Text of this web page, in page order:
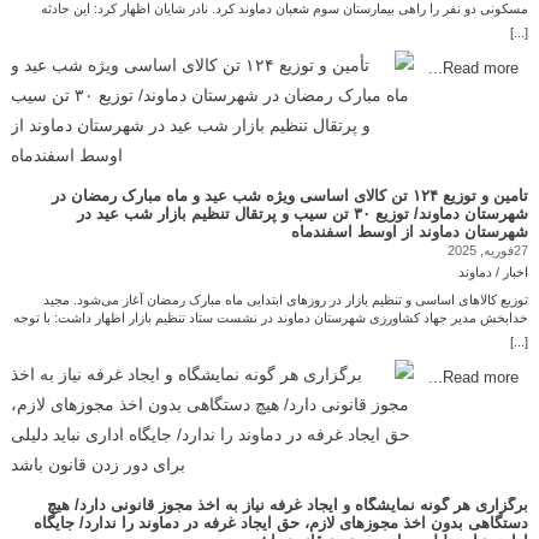
مسکونی دو نفر را راهی بیمارستان سوم شعبان دماوند کرد. نادر شایان اظهار کرد: این حادثه
مکان ویلایی دو نفر خانم و آقا حدوداً ۷۰ ساله حضور داشتند که دچار گازگرفتگی شدید شده و برای
مداوا به بیمارستان سوم شعبان منتقل شدند. رئیس اورژانس شمال شرق تهران حال مسموم‌ها
نامساعد گزارش شده است. شایان به شهروندان توصیه کرد که هنگام نصب سیستم‌های
گرمایشی و اتصالات استاندارد استفاده کرده و از مسدود نبودن مسیر دودکش اطمینان حاصل
کنند. وی عنوان کرد: گاز مونوکسیدکربن بی‌رنگ و بی‌بو بوده که بر اثر احتراق ناقص سوخت هنگام
روشن بودن وسایل گازی ازجمله بخاری، آبگرمکن، شومینه و اجاق‌گاز تولید شده و به علت
سیستم تهویه نامناسب (دودکش) و بسته بودن محیط، ایجاد مسمومیت می‌کند. رئیس اورژانس
شمال شرق تهران تاکید کرد: سردرد مبهم، ضعف عضلانی و سرگیجه،حالت تهوع و استفراغ، تنگی
نفس، گیجی و خواب آلودگی، تاری دید و تشنج ازجمله علایم مسمومیت با گاز مونوکسیدکربن
است. انتهای پیام/ چاپ کردن و دریافت کتاب الکترونیکی امید دماوند پایگاه خبری امید دماوند امید
مردم و رسانه ی مردمی
[...]
Read more...
تأمین و توزیع ۱۲۴ تن کالای اساسی ویژه شب عید و ماه مبارک رمضان در
شهرستان دماوند/ توزیع ۳۰ تن سیب و پرتقال تنظیم بازار شب عید در
شهرستان دماوند از اوسط اسفندماه
27فوریه, 2025
اخبار / دماوند
توزیع کالاهای اساسی و تنظیم بازار در روزهای ابتدایی ماه مبارک رمضان آغاز می‌شود. مجید
خدابخش مدیر جهاد کشاورزی شهرستان دماوند در نشست ستاد تنظیم بازار اظهار داشت: با توجه
به نزدیک بودن ایام ماه مبارک رمضان و عید نوروز و مصادف بودن این ایام با یکدیگر تامین کالاهای
اساسی به میزان لازم و با قیمت مناسب از اهمیت بسیار بالایی برخوردار است که طی هماهنگی
سازمان جهاد کشاورزی استان تهران به اندازه کافی و با قیمت مناسب تامین شوند تا به دست
مصرف کننده برسند. وی افزود: توزیع کالاهای اساسی و تنظیم بازار در روزهای ابتدایی ماه مبارک
رمضان آغاز می‌شود و با توجه به سیاست‌گذاری انجام شده در سطح شبکه توزیع عرضه خواهد
شد. مدیر جهاد کشاورزی شهرستان دماوند در خصوص عرضه میوه‌ ایام عید نوروز بیان کرد: با
تشکیل جلسات متعدد، خرید و ذخیره‌سازی میوه انجام شده و عرضه آن از اواسط اسفندماه تا
پایان تعطیلات نوروز ادامه دارد. خدابخش میزان سهمیه اقلام تنظیم بازار در شهرستان دماوند را
شامل ۳۵ تن مرغ منجمد، ۱۵ تن گوشت گوساله منجمد، ۴۰ تن برنج هندی، چهار تن سيب زمینی،
۱۵ تن پرتغال و ۱۵ تن سيب اعلام کرد. وی با تأکید بر رصد قیمت و جلوگیری از عرضه خارج از
شبکه اقلام تنظیم بازار گفت: در راستای نظارت بر کالاهای اساسی گشت‌های مشترک با محوریت
بازرسی و نظارت بر مراکز عمده عرضه از جمله فروشگاه‌ها، انبارها، کشتارگاه‌ها و… برقرار
[...]
Read more...
برگزاری هر گونه نمایشگاه و ایجاد غرفه نیاز به اخذ مجوز قانونی دارد/ هیچ
دستگاهی بدون اخذ مجوزهای لازم، حق ایجاد غرفه در دماوند را ندارد/ جایگاه